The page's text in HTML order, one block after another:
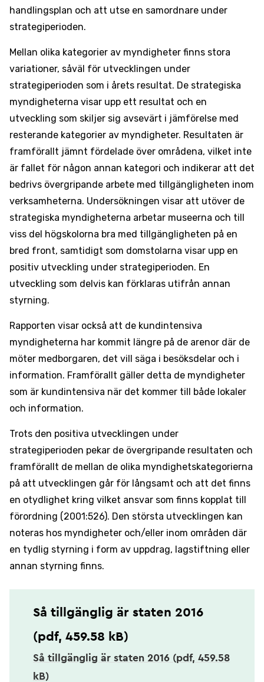
handlingsplan och att utse en samordnare under
strategiperioden.
Mellan olika kategorier av myndigheter finns stora
variationer, såväl för utvecklingen under
strategiperioden som i årets resultat. De strategiska
myndigheterna visar upp ett resultat och en
utveckling som skiljer sig avsevärt i jämförelse med
resterande kategorier av myndigheter. Resultaten är
framförallt jämnt fördelade över områdena, vilket inte
är fallet för någon annan kategori och indikerar att det
bedrivs övergripande arbete med tillgängligheten inom
verksamheterna. Undersökningen visar att utöver de
strategiska myndigheterna arbetar museerna och till
viss del högskolorna bra med tillgängligheten på en
bred front, samtidigt som domstolarna visar upp en
positiv utveckling under strategiperioden. En
utveckling som delvis kan förklaras utifrån annan
styrning.
Rapporten visar också att de kundintensiva
myndigheterna har kommit längre på de arenor där de
möter medborgaren, det vill säga i besöksdelar och i
information. Framförallt gäller detta de myndigheter
som är kundintensiva när det kommer till både lokaler
och information.
Trots den positiva utvecklingen under
strategiperioden pekar de övergripande resultaten och
framförallt de mellan de olika myndighets­kategorierna
på att utvecklingen går för långsamt och att det finns
en otydlighet kring vilket ansvar som finns kopplat till
förordning (2001:526). Den största utvecklingen kan
noteras hos myndigheter och/eller inom områden där
en tydlig styrning i form av uppdrag, lagstiftning eller
annan styrning finns.
Så tillgänglig är staten 2016
(pdf, 459.58 kB)
Så tillgänglig är staten 2016 (pdf, 459.58
kB)